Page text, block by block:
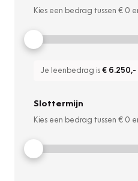
Kies een bedrag tussen € 0
Je leenbedrag is€ 6.250,-
Slottermijn
Kies een bedrag tussen € 0